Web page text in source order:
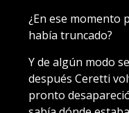
¿En ese momento
había truncado?
Y de algún modo
después Ceretti
pronto